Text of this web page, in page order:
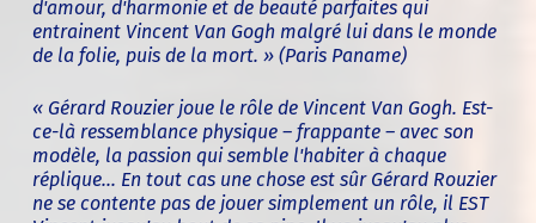
d'amour, d'harmonie et de beauté parfaites qui
entrainent Vincent Van Gogh malgré lui dans le monde
de la folie, puis de la mort. » (Paris Paname)
« Gérard Rouzier joue le rôle de Vincent Van Gogh. Est-
ce-là ressemblance physique – frappante – avec son
modèle, la passion qui semble l'habiter à chaque
réplique... En tout cas une chose est sûr Gérard Rouzier
ne se contente pas de jouer simplement un rôle, il EST